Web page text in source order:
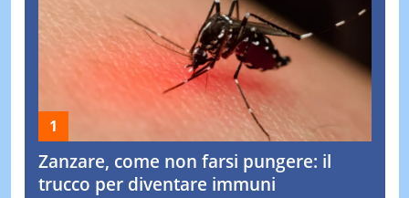
Zanzare, come non farsi pungere: il
trucco per diventare immuni